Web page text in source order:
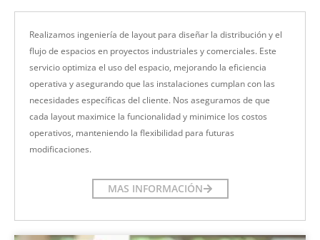
Realizamos ingeniería de layout para diseñar la distribución y el
flujo de espacios en proyectos industriales y comerciales. Este
servicio optimiza el uso del espacio, mejorando la eficiencia
operativa y asegurando que las instalaciones cumplan con las
necesidades específicas del cliente. Nos aseguramos de que
cada layout maximice la funcionalidad y minimice los costos
operativos, manteniendo la flexibilidad para futuras
modificaciones.
MAS INFORMACIÓN